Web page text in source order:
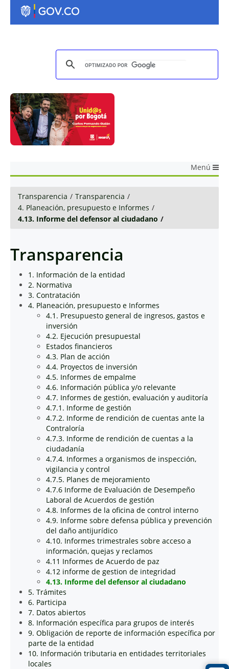
Menú
Transparencia / Transparencia /
4. Planeación, presupuesto e Informes /
4.13. Informe del defensor al ciudadano /
Transparencia
1. Información de la entidad
2. Normativa
3. Contratación
4. Planeación, presupuesto e Informes
4.1. Presupuesto general de ingresos, gastos e
inversión
4.2. Ejecución presupuestal
Estados financieros
4.3. Plan de acción
4.4. Proyectos de inversión
4.5. Informes de empalme
4.6. Información pública y/o relevante
4.7. Informes de gestión, evaluación y auditoría
4.7.1. Informe de gestión
4.7.2. Informe de rendición de cuentas ante la
Contraloría
4.7.3. Informe de rendición de cuentas a la
ciudadanía
4.7.4. Informes a organismos de inspección,
vigilancia y control
4.7.5. Planes de mejoramiento
4.7.6 Informe de Evaluación de Desempeño
Laboral de Acuerdos de gestión
4.8. Informes de la oficina de control interno
4.9. Informe sobre defensa pública y prevención
del daño antijurídico
4.10. Informes trimestrales sobre acceso a
información, quejas y reclamos
4.11 Informes de Acuerdo de paz
4.12 informe de gestion de integridad
4.13. Informe del defensor al ciudadano
5. Trámites
6. Participa
7. Datos abiertos
8. Información específica para grupos de interés
9. Obligación de reporte de información específica por
parte de la entidad
10. Información tributaria en entidades territoriales
locales